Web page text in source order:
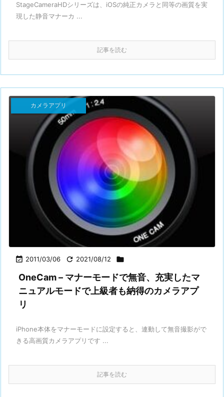
StageCameraHDシリーズは、iOSの純正カメラと同等の画質を実
現した静音マナーカ ...
記事を読む
 2011/03/06  2021/08/12 
カメラアプリ
OneCam – マナーモードで無音、充実したマ
ニュアルモードで上級者も納得のカメラアプ
リ
iPhone本体をマナーモードに設定すると、連動して無音撮影がで
きる高画質カメラアプリです ...
記事を読む